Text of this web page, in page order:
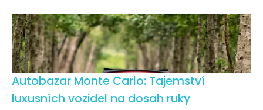
Autobazar Monte Carlo: Tajemství
luxusních vozidel na dosah ruky